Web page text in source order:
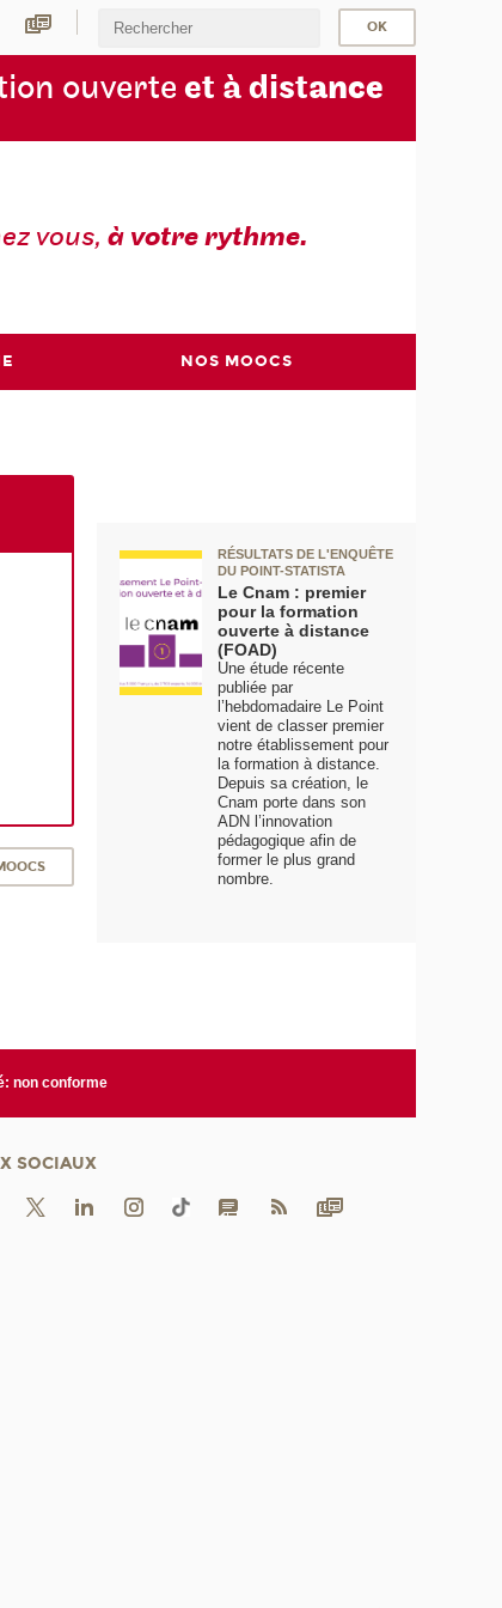
ouverteet à distance
vous, à votre rythme.
NOS MOOCS
RÉSULTATS DE L'ENQUÊTE
DU POINT-STATISTA
Le Cnam : premier
pour la formation
ouverte à distance
(FOAD)
Une étude récente
publiée par
l’hebdomadaire Le Point
vient de classer premier
notre établissement pour
la formation à distance.
Depuis sa création, le
Cnam porte dans son
ADN l’innovation
pédagogique afin de
former le plus grand
nombre.
non conforme
SOCIAUX